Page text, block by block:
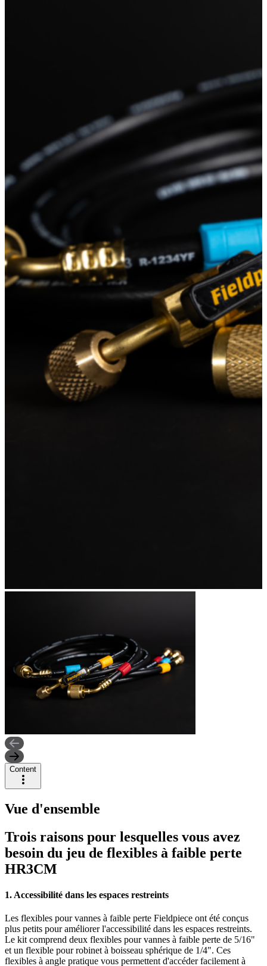
Content
Vue d'ensemble
Trois raisons pour lesquelles vous avez
besoin du jeu de flexibles à faible perte
HR3CM
1. Accessibilité dans les espaces restreints
Les flexibles pour vannes à faible perte Fieldpiece ont été conçus
plus petits pour améliorer l'accessibilité dans les espaces restreints.
Le kit comprend deux flexibles pour vannes à faible perte de 5/16"
et un flexible pour robinet à boisseau sphérique de 1/4". Ces
flexibles à angle pratique vous permettent d'accéder facilement à